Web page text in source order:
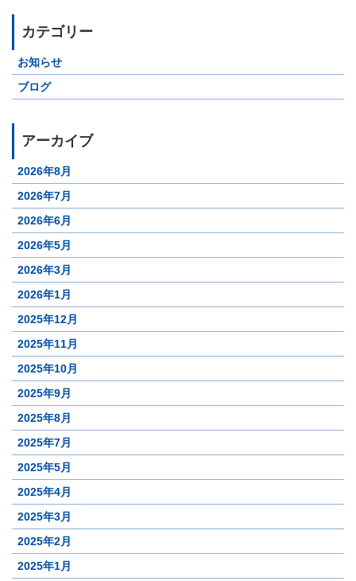
カテゴリー
お知らせ
ブログ
アーカイブ
2026年8月
2026年7月
2026年6月
2026年5月
2026年3月
2026年1月
2025年12月
2025年11月
2025年10月
2025年9月
2025年8月
2025年7月
2025年5月
2025年4月
2025年3月
2025年2月
2025年1月